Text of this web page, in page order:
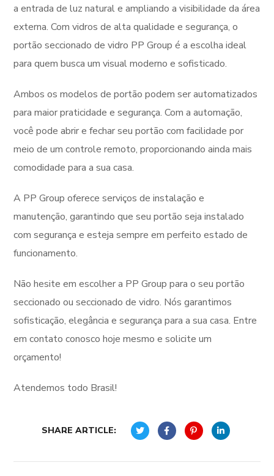
a entrada de luz natural e ampliando a visibilidade da área
externa. Com vidros de alta qualidade e segurança, o
portão seccionado de vidro PP Group é a escolha ideal
para quem busca um visual moderno e sofisticado.
Ambos os modelos de portão podem ser automatizados
para maior praticidade e segurança. Com a automação,
você pode abrir e fechar seu portão com facilidade por
meio de um controle remoto, proporcionando ainda mais
comodidade para a sua casa.
A PP Group oferece serviços de instalação e
manutenção, garantindo que seu portão seja instalado
com segurança e esteja sempre em perfeito estado de
funcionamento.
Não hesite em escolher a PP Group para o seu portão
seccionado ou seccionado de vidro. Nós garantimos
sofisticação, elegância e segurança para a sua casa. Entre
em contato conosco hoje mesmo e solicite um
orçamento!
Atendemos todo Brasil!
SHARE ARTICLE: